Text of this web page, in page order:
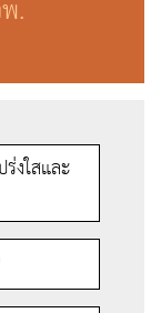
.
งใสและ